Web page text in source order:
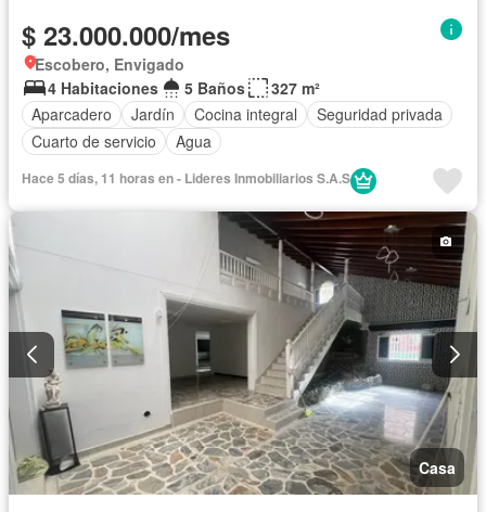
$ 23.000.000/mes
Escobero, Envigado
4 Habitaciones
5 Baños
327 m²
Aparcadero
Jardín Cocina integral
Seguridad privada
Cuarto de servicio
Agua
Hace 5 días, 11 horas en - Lideres Inmobiliarios S.A.S
Casa